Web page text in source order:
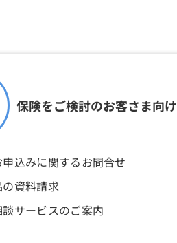
保険をご検討のお客さま向け
込みに関するお問合せ
資料請求
サービスのご案内